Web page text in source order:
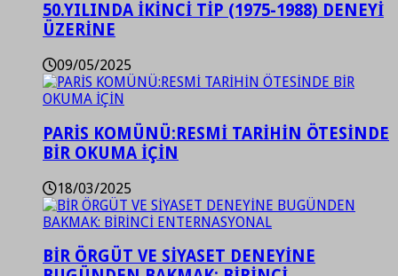
50.YILINDA İKİNCİ TİP (1975-1988) DENEYİ
ÜZERİNE
09/05/2025
PARİS KOMÜNÜ:RESMİ TARİHİN ÖTESİNDE
BİR OKUMA İÇİN
18/03/2025
BİR ÖRGÜT VE SİYASET DENEYİNE